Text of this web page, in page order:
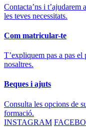
Contacta’ns i t’ajudarem
les teves necessitats.
Com matricular-te
T’expliquem pas a pas
nosaltres.
Beques i ajuts
Consulta les opcions de
formació.
INSTAGRAM